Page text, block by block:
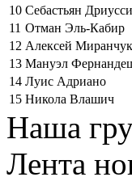
10 Себастьян Дриусси
11 Отман Эль-Кабир
12 Алексей Миранчук
13 Мануэл
14 Луис Адриано
15 Никола Влашич
Наша
Лента